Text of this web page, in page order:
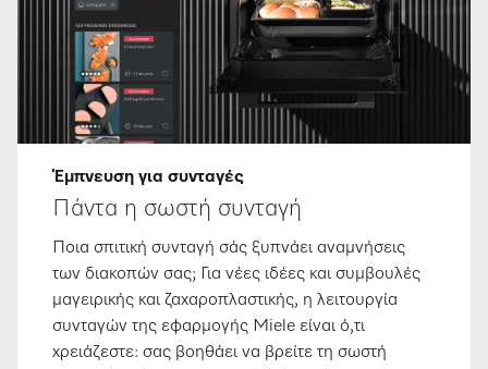
Έμπνευση για συνταγές
Πάντα η σωστή συνταγή
Ποια σπιτική συνταγή σάς ξυπνάει αναμνήσεις
των διακοπών σας; Για νέες ιδέες και συμβουλές
μαγειρικής και ζαχαροπλαστικής, η λειτουργία
συνταγών της εφαρμογής Miele είναι ό,τι
χρειάζεστε: σας βοηθάει να βρείτε τη σωστή